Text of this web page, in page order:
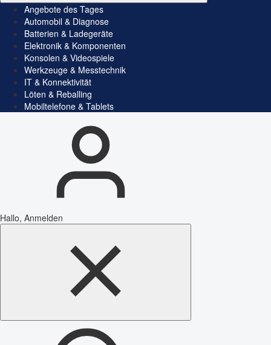
Angebote des Tages
Automobil & Diagnose
Batterien & Ladegeräte
Elektronik & Komponenten
Konsolen & Videospiele
Werkzeuge & Messtechnik
IT & Konnektivität
Löten & Reballing
Mobiltelefone & Tablets
Hallo, Anmelden